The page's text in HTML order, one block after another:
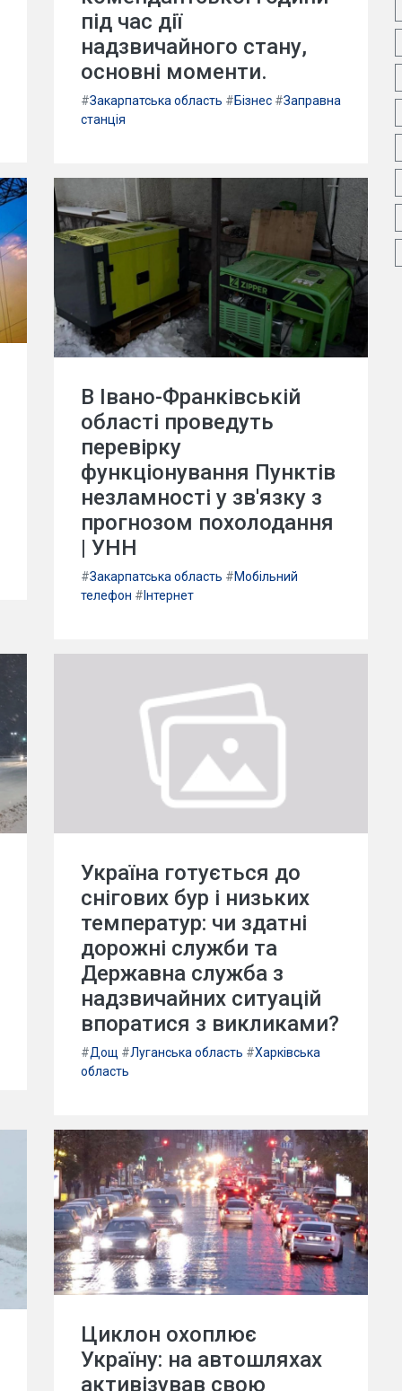
під час дії
надзвичайного стану,
основні моменти.
#Закарпатська область #Бізнес #Заправна
станція
В Івано-Франківській
області проведуть
перевірку
функціонування Пунктів
незламності у зв'язку з
прогнозом похолодання
| УНН
#Закарпатська область #Мобільний
телефон # Інтернет
Україна готується до
снігових бур і низьких
температур: чи здатні
дорожні служби та
Державна служба з
надзвичайних ситуацій
впоратися з викликами?
#Дощ #Луганська область #Харківська
область
Циклон охоплює
Україну: на автошляхах
активізував свою